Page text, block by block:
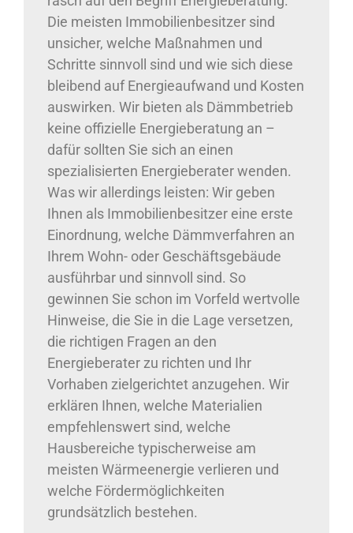
Die meisten Immobilienbesitzer sind
unsicher, welche Maßnahmen und
Schritte sinnvoll sind und wie sich diese
bleibend auf Energieaufwand und Kosten
auswirken. Wir bieten als Dämmbetrieb
keine offizielle Energieberatung an –
dafür sollten Sie sich an einen
spezialisierten Energieberater wenden.
Was wir allerdings leisten: Wir geben
Ihnen als Immobilienbesitzer eine erste
Einordnung, welche Dämmverfahren an
Ihrem Wohn- oder Geschäftsgebäude
ausführbar und sinnvoll sind. So
gewinnen Sie schon im Vorfeld wertvolle
Hinweise, die Sie in die Lage versetzen,
die richtigen Fragen an den
Energieberater zu richten und Ihr
Vorhaben zielgerichtet anzugehen. Wir
erklären Ihnen, welche Materialien
empfehlenswert sind, welche
Hausbereiche typischerweise am
meisten Wärmeenergie verlieren und
welche Fördermöglichkeiten
grundsätzlich bestehen.